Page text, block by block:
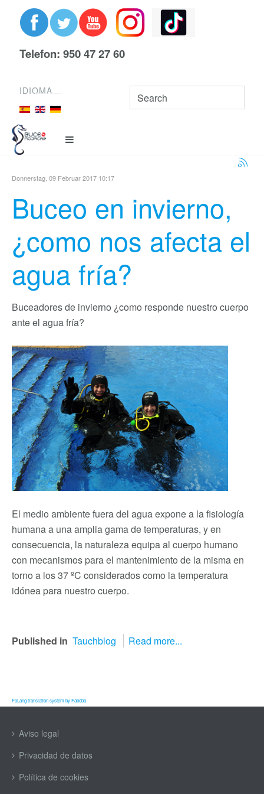
Telefon: 950 47 27 60
IDIOMA
Donnerstag, 09 Februar 2017 10:17
Buceo en invierno,
¿como nos afecta el
agua fría?
Buceadores de invierno ¿como responde nuestro cuerpo
ante el agua fría?
El medio ambiente fuera del agua expone a la fisiología
humana a una amplia gama de temperaturas, y en
consecuencia, la naturaleza equipa al cuerpo humano
con mecanismos para el mantenimiento de la misma en
torno a los 37 ºC considerados como la temperatura
idónea para nuestro cuerpo.
Published in Tauchblog Read more...
FaLang translation system by Faboba
Aviso legal
Privacidad de datos
Política de cookies